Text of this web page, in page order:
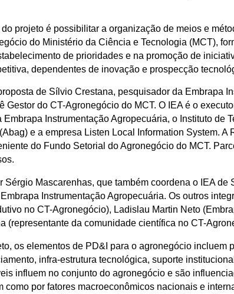
projeto é possibilitar a organização de meios e
do Ministério da Ciência e Tecnologia (MCT),
de prioridades e na promoção de
dependentes de inovação e prospecção
de Sílvio Crestana, pesquisador da Embrapa
Gestor do CT-Agronegócio do MCT. O IEA é o
Instrumentação Agropecuária, o Instituto de
e a empresa Listen Local Information System. A
do Fundo Setorial do Agronegócio do MCT.
Sérgio Mascarenhas, que também coordena o IEA
Instrumentação Agropecuária. Os outros
no CT-Agronegócio), Ladislau Martin Neto
(representante da comunidade científica no CT-
os elementos de PD&I para o agronegócio incluem
infra-estrutura tecnológica, suporte
influem no conjunto do agronegócio e são
como por fatores macroeconômicos nacionais e